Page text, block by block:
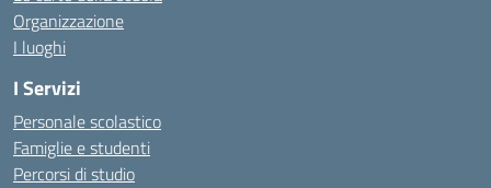
Organizzazione
I luoghi
I Servizi
Personale scolastico
Famiglie e studenti
Percorsi di studio